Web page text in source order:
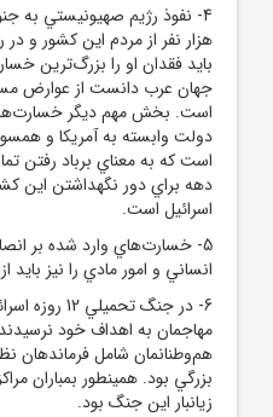
هزار نفر از مردم اين کشور و
بايد فقدان او را بزرگ‌ترين
جهان عرب دانست از عوارض
است. بخش مهم ديگر خسارت‌هاي
دولت وابسته به آمريکا و
است که به معناي برباد رفتن
دهه براي دور نگهداشتن اين
اسرائيل است.
5- خسارت‌هاي وارد شده بر
انساني و امور مادي را نيز
6- در جنگ
هم‌وطنانمان شامل فرماندهان
بزرگي بود. همينطور بمباران
زيانبار اين جنگ بود.